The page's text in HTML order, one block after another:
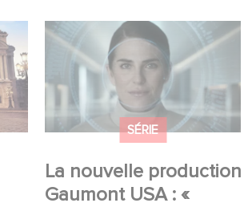
SÉRIE
La nouvelle production
Gaumont USA : «
La nouvelle production
Gaumont USA : « Futuro
Desierto »